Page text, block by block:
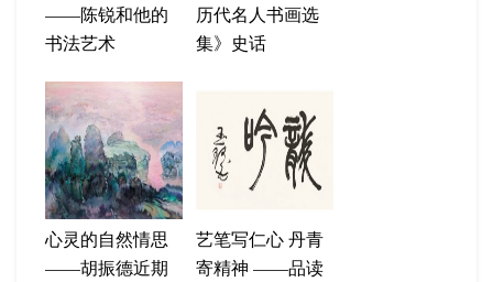
——陈锐和他的
书法艺术
历代名人书画选
集》史话
心灵的自然情思
——胡振德近期
艺笔写仁心 丹青
寄精神 ——品读